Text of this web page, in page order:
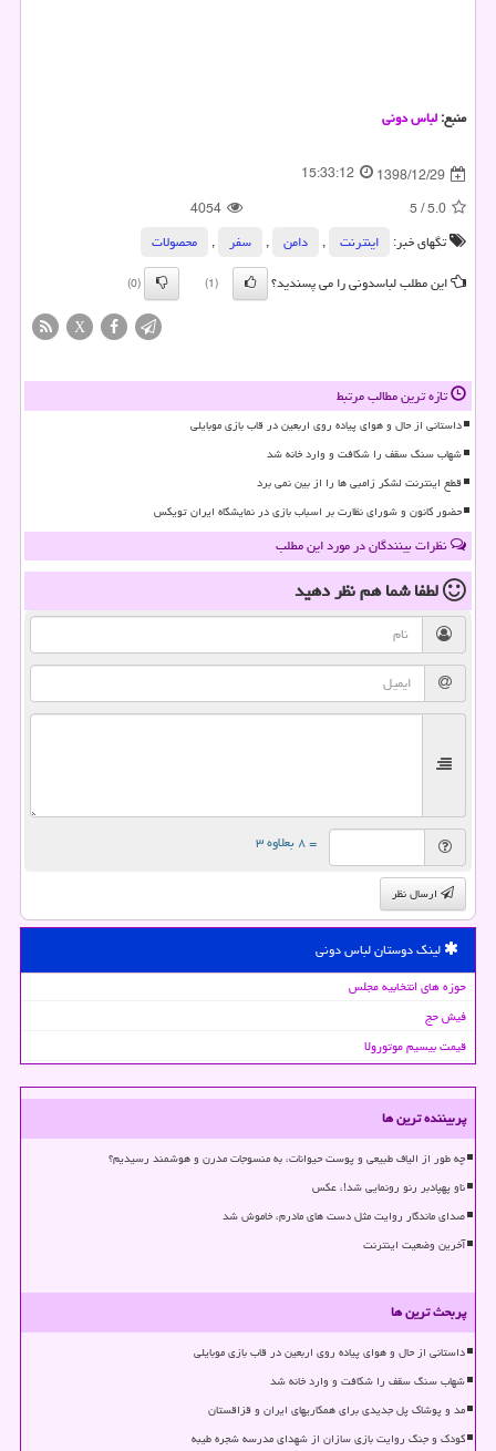
منبع:لباس دونی
1398/12/29
15:33:12
5.0
/
5
4054
تگهای خبر:
اینترنت , دامن , سفر ,
محصولات
این مطلب لباسدونی را می پسندید؟
(1)
(0)
X
تازه ترین مطالب مرتبط
داستانی از حال و هوای پیاده روی اربعین در قاب بازی موبایلی
شهاب سنگ سقف را شکافت و وارد خانه شد
قطع اینترنت لشکر زامبی ها را از بین نمی برد
حضور کانون و شورای نظارت بر اسباب بازی در نمایشگاه ایران تویکس
نظرات بینندگان در مورد این مطلب
لطفا شما همنظر دهید
= ۸ بعلاوه ۳
ارسال نظر
لینک دوستان لباس دونی
حوزه های انتخابیه مجلس
فیش حج
قیمت بیسیم موتورولا
پربیننده ترین ها
چه طور از الیاف طبیعی و پوست حیوانات، به منسوجات مدرن و هوشمند رسیدیم؟
ناو پهپادبر رنو رونمایی شد!، عکس
صدای ماندگار روایت مثل دست های مادرم، خاموش شد
آخرین وضعیت اینترنت
پربحث ترین ها
داستانی از حال و هوای پیاده روی اربعین در قاب بازی موبایلی
شهاب سنگ سقف را شکافت و وارد خانه شد
مد و پوشاک پل جدیدی برای همکاریهای ایران و قزاقستان
کودک و جنگ روایت بازی سازان از شهدای مدرسه شجره طیبه